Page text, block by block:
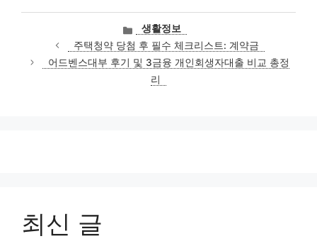
카
테
고
리
생활정보
주택청약 당첨 후 필수 체크리스트: 계약금
어드벤스대부 후기 및 3금융 개인회생자대출 비교 총정
리
최신 글